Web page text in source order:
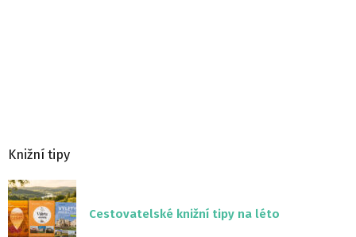
Knižní tipy
Cestovatelské knižní tipy na léto